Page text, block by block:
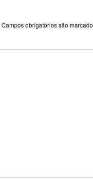
Campos obrigatórios são